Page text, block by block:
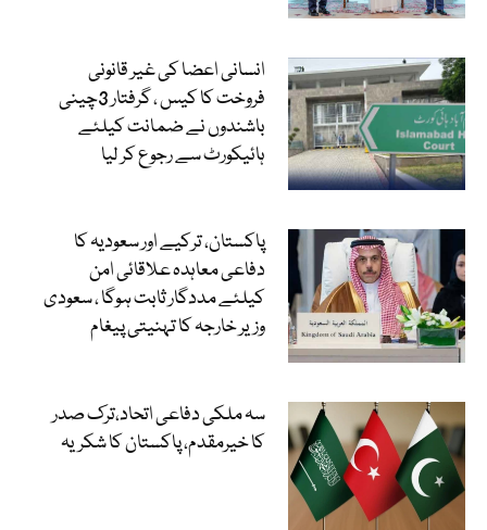
انسانی اعضا کی غیر قانونی
فروخت کا کیس ، گرفتار 3چینی
باشندوں نے ضمانت کیلئے
ہائیکورٹ سے رجوع کر لیا
پاکستان، ترکیے اور سعودیہ کا
دفاعی معاہدہ علاقائی امن
کیلئے مددگار ثابت ہوگا ، سعودی
وزیر خارجہ کا تہنیتی پیغام
سہ ملکی دفاعی اتحاد،ترک صدر
کا خیرمقدم، پاکستان کا شکریہ